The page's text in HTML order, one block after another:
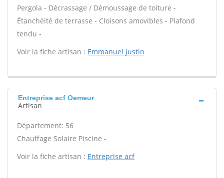
Pergola - Décrassage / Démoussage de toiture -
Étanchéité de terrasse - Cloisons amovibles - Plafond
tendu -
Voir la fiche artisan : Emmanuel justin
Entreprise acf Oemeur
Artisan
Département: 56
Chauffage Solaire Piscine -
Voir la fiche artisan : Entreprise acf